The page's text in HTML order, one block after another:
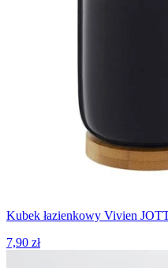
Kubek łazienkowy Vivien
7,90 zł